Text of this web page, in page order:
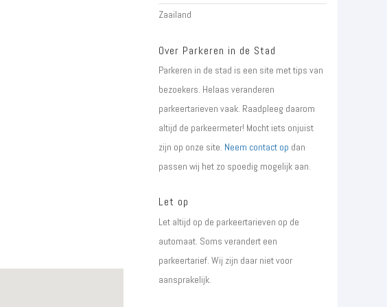
Zaailand
Over Parkeren in de Stad
Parkeren in de stad is een site met tips van
bezoekers. Helaas veranderen
parkeertarieven vaak. Raadpleeg daarom
altijd de parkeermeter! Mocht iets onjuist
zijn op onze site. Neem contact op dan
passen wij het zo spoedig mogelijk aan.
Let op
Let altijd op de parkeertarieven op de
automaat. Soms verandert een
parkeertarief. Wij zijn daar niet voor
aansprakelijk.